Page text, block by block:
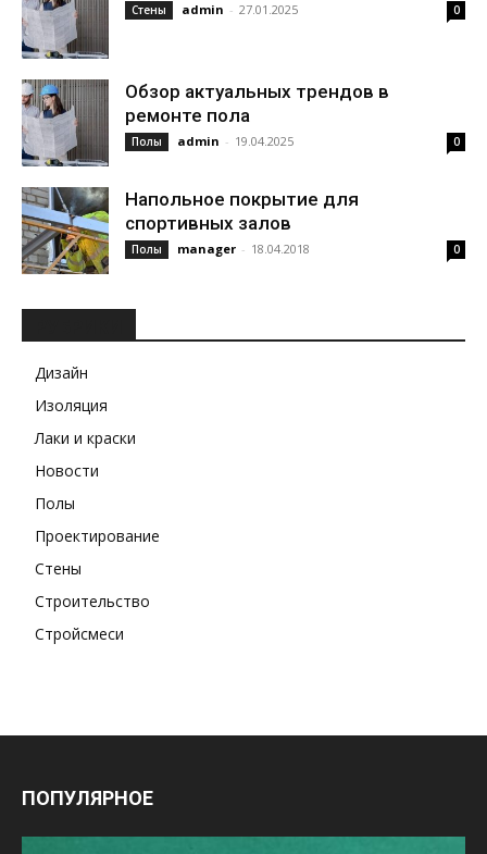
Стены admin - 27.01.2025 0
Обзор актуальных трендов в
ремонте пола
Полы admin - 19.04.2025 0
Напольное покрытие для
спортивных залов
Полы manager - 18.04.2018 0
Дизайн
Изоляция
Лаки и краски
Новости
Полы
Проектирование
Стены
Строительство
Стройсмеси
ПОПУЛЯРНОЕ